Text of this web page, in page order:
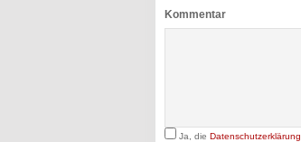
Kommentar
Ja, die Datenschutzerklärung